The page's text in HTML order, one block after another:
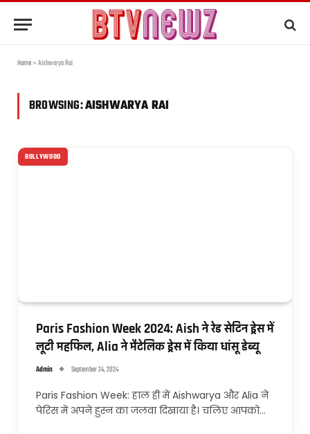
Home»Aishwarya Rai
BROWSING:AISHWARYA RAI
BOLLYWOOD
Paris Fashion Week 2024: Aish ने रेड सेटिन ड्रेस में
लूटी महफिल, Alia ने मैटेलिक ड्रेस में किया धांसू डेब्यू
Admin September 24, 2024
Paris Fashion Week: हाल ही में Aishwarya और Alia ने
पेरिस में अपने हुस्न का जलवा दिखाया है। चलिए आपको…